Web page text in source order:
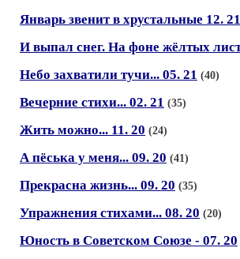
Январь звенит в хрустальные 12. 21
И выпал снег. На фоне жёлтых
Небо захватили тучи... 05. 21 (40)
Вечерние стихи... 02. 21 (35)
Жить можно... 11. 20 (24)
А пёська у меня... 09. 20 (41)
Прекрасна жизнь... 09. 20 (35)
Упражнения стихами... 08. 20 (20)
Юность в Советском Союзе - 07. 20